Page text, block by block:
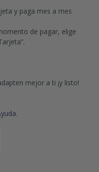
y paga mes a mes
de pagar, elige
mejor a ti ¡y listo!
.